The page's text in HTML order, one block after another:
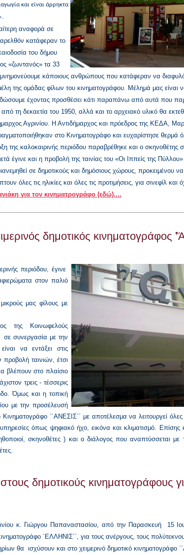
και είναι άρρηκτα
αναφορά σε
κατάφεραν το
του δήμου
«ζωντανός» τα 33
κάποιους ανθρώπους που κατάφεραν να
της ομάδας φίλων του κινηματογράφου. Μέλημά μας
έχοντας προσθέσει κάτι παραπάνω από αυτά που
τη δεκαετία του 1950, αλλά και το αρχειακό υλικό θα
Αγρινίου.
Η Αντιδήμαρχος και πρόεδρος της ΚΕΔΑ,
στο Κινηματογράφο και ευχαρίστησε θερμά
της καλοκαιρινής περιόδου παραβρέθηκε και ο σκηνοθέτης
έγινε και η προβολή της ταινίας του «Οι Ιππείς της Πύλλου» .
σε δημοτικούς και δημόσιους χώρους, προκειμένου
όλες τις ηλικίες και όλες τις προτιμήσεις, για σινεφίλ και
για τον κινηματρογράφο (εδώ)....
δημοτικός κινηματογράφος
περιόδου, έγινε
στον παλιό
μας φίλους με
της Κοινωφελούς
σε συνεργασία με την
να εντάξει στις
προβολή ταινιών, έτσι
βλέπουν στο πλαίσιο
τρεις - τέσσερις
Όμως και η τοπική
με την προσέλευσή
Κινηματογράφο ΄΄ΑΝΕΣΙΣ΄΄ με αποτέλεσμα να λειτουργεί
όπως ψηφιακό ήχο, εικόνα και κλιματισμό. Επίσης
σκηνοθέτες ) και ο διάλογος που αναπτύσσεται
δημοτικούς κινηματογράφους
κ. Γιώργου Παπαναστασίου, από την Παρασκευή
15
΄ΕΛΛΗΝΙΣ΄΄, για τους ανέργους, τους
θα
ισχύσουν και στο χειμερινό δημοτικό κινηματογράφο